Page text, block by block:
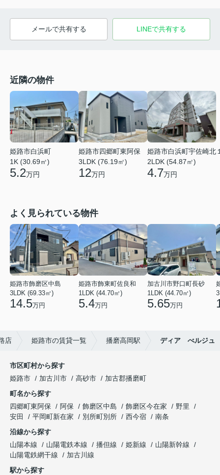
メールで共有する LINEで共有する
近隣の物件
姫路市白浜町
1K (30.69㎡)
5.2万円
姫路市四郷町東阿保
3LDK (76.19㎡)
12万円
姫路市白浜町宇佐崎北
2LDK (54.87㎡)
4.7万円
よく見られている物件
姫路市飾磨区中島
3LDK (69.33㎡)
14.5万円
姫路市飾東町佐良和
1LDK (44.70㎡)
5.4万円
加古川市野口町長砂
1LDK (44.70㎡)
5.65万円
店 姫路市の賃貸一覧 播磨高岡駅 ディア べルジュ
市区町村から探す
姫路市
加古川市 高砂市
加古郡播磨町
町名から探す
四郷町東阿保
阿保 飾磨区中島 飾磨区今在家
野里
安田
平岡町新在家 別所町別所 西今宿
南条
沿線から探す
山陽本線
山陽電鉄本線 播但線 姫新線
山陽新幹線
山陽電鉄網干線
加古川線
駅から探す